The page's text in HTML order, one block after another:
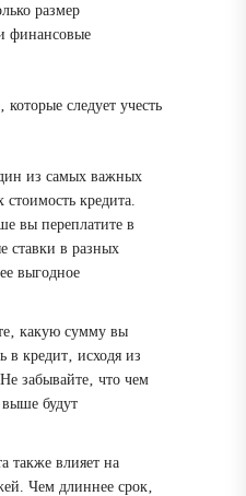
размер
финансовые
следует учесть
из самых важных
кредита.
вы переплатите в
ставки в разных
выгодное
какую сумму вы
в кредит‚ исходя из
забывайте‚ что чем
будут
также влияет на
Чем длиннее срок‚